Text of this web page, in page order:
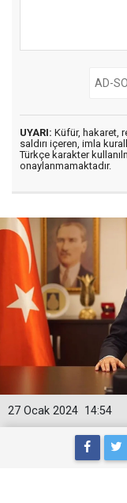
UYARI: Küfür, hakaret,
saldırı içeren, imla
Türkçe karakter
onaylanmamaktadır.
14:54
27 Ocak 2024